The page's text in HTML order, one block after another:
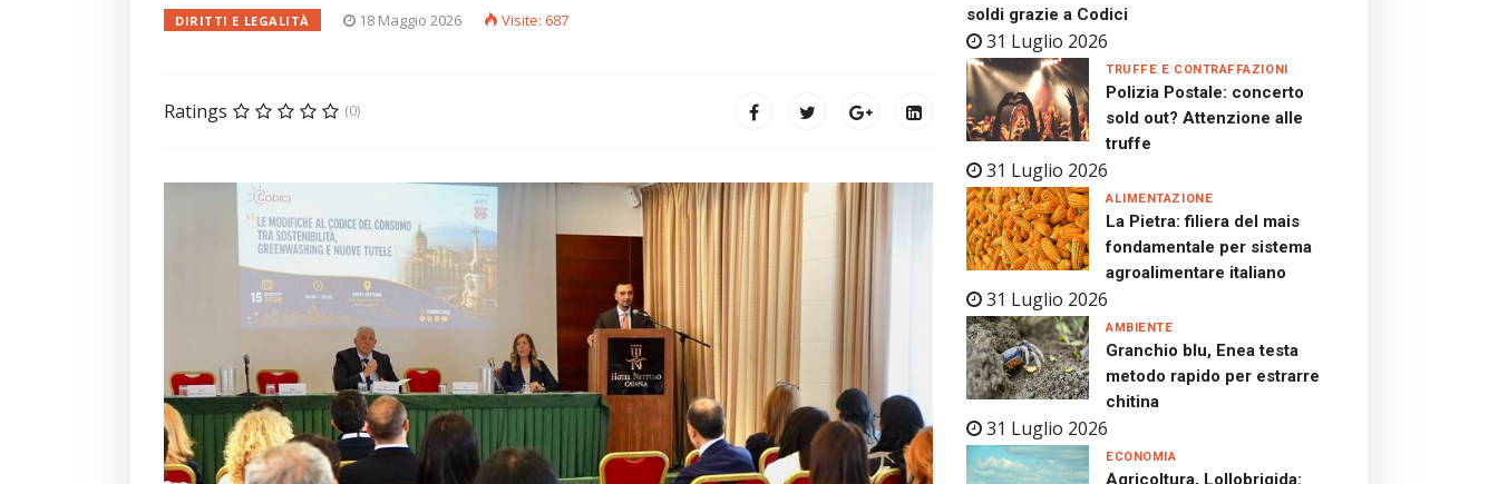
DIRITTI E LEGALITÀ 18 Maggio 2026 Visite: 687
Ratings (0)
soldi grazie a Codici
31 Luglio 2026
Polizia Postale: concerto
sold out? Attenzione alle
truffe
31 Luglio 2026
TRUFFE E CONTRAFFAZIONI
La Pietra: filiera del mais
fondamentale per sistema
agroalimentare italiano
31 Luglio 2026
ALIMENTAZIONE
Granchio blu, Enea testa
metodo rapido per estrarre
chitina
31 Luglio 2026
AMBIENTE
Agricoltura, Lollobrigida:
ECONOMIA